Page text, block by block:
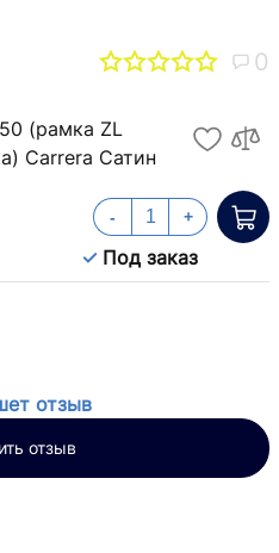
0
(рамка ZL
Carrera Сатин
Под заказ
- +
отзыв
отзыв